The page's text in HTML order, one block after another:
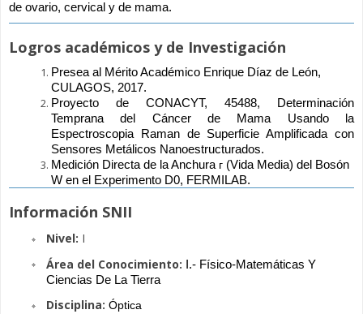
de ovario, cervical y de mama.
Logros académicos y de Investigación
Presea al Mérito Académico Enrique Díaz de León,
CULAGOS, 2017.
Proyecto de CONACYT, 45488, Determinación
Temprana del Cáncer de Mama Usando la
Espectroscopia Raman de Superficie Amplificada con
Sensores Metálicos Nanoestructurados.
Medición Directa de la Anchura ᴦ (Vida Media) del Bosón
W en el Experimento D0, FERMILAB.
Información SNII
Nivel: I
Área del Conocimiento:
I.- Físico-Matemáticas Y
Ciencias De La Tierra
Disciplina: Óptica